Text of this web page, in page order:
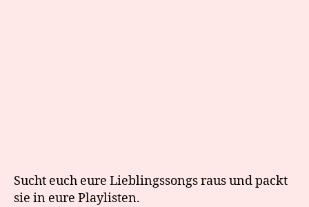
Sucht euch eure Lieblingssongs raus und packt
sie in eure Playlisten.